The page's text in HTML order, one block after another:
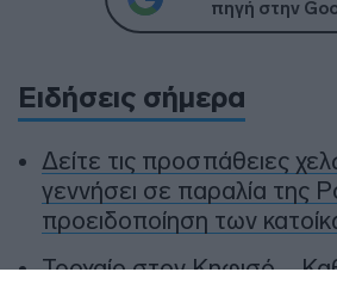
πηγή στην
Ειδήσεις σήμερα
Δείτε τις προσπάθειες
γεννήσει σε παραλία της
προειδοποίηση των
Τροχαίο στον Κηφισό –